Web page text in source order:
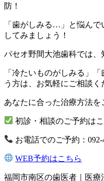
防！
「歯がしみる…」と悩んで
してみましょう！
パセオ野間大池歯科では、
「冷たいものがしみる」
う方は、お気軽にご相談く
あなたに合った治療方法を
初診・相談のご予約はこ
お電話でのご予約：092-
WEB予約はこちら
福岡市南区の歯医者｜医療